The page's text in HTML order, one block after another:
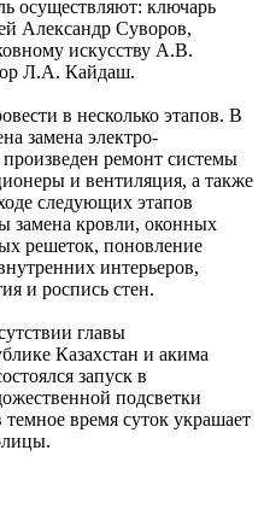
осуществляют: ключарь
Александр Суворов,
искусству А.В.
Л.А. Кайдаш.
в несколько этапов. В
замена электро-
ремонт системы
и вентиляция, а также
следующих этапов
замена кровли, оконных
решеток, поновление
интерьеров,
и роспись стен.
главы
Казахстан и акима
запуск в
подсветки
темное время суток украшает